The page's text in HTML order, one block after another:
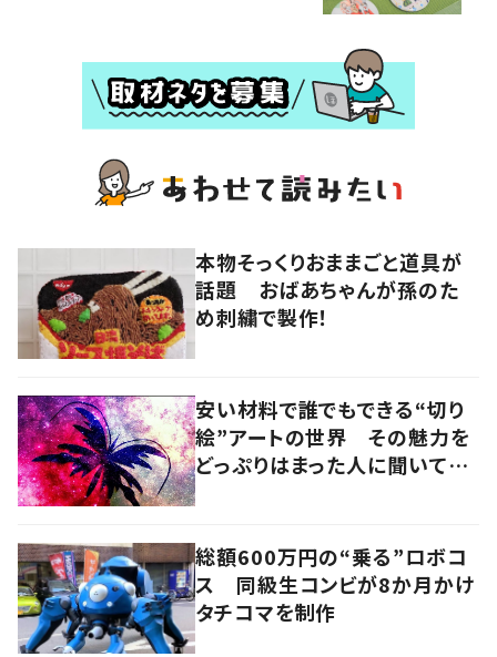
本物そっくりおままごと道具が
話題 おばあちゃんが孫のた
め刺繍で製作！
安い材料で誰でもできる“切り
絵”アートの世界 その魅力を
どっぷりはまった人に聞いてみ
総額600万円の“乗る”ロボコ
ス 同級生コンビが8か月かけ
タチコマを制作